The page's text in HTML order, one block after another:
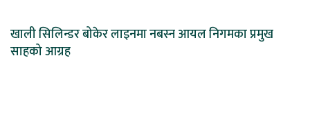
खाली सिलिन्डर बोकेर लाइनमा नबस्न आयल निगमका प्रमुख
साहको आग्रह